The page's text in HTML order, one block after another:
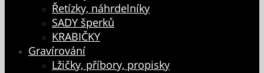
Řetízky, náhrdelníky
SADY šperků
KRABIČKY
Gravírování
Lžičky, příbory, propisky